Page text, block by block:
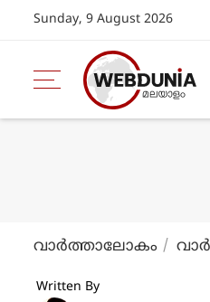
Sunday, 9 August 2026
വാര്‍ത്താലോകം
Written By